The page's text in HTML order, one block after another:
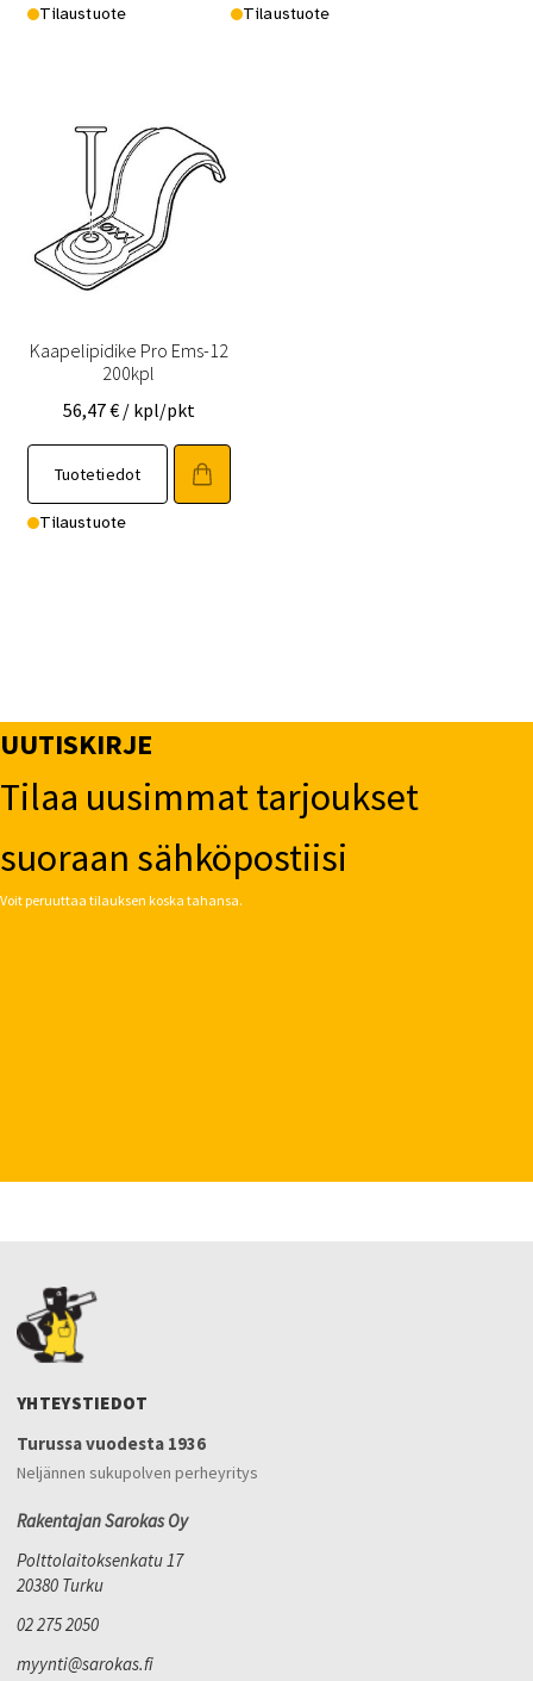
Tilaustuote Tilaustuote
Kaapelipidike Pro Ems-12
200kpl
56,47€ / kpl/pkt
Tuotetiedot
Tilaustuote
UUTISKIRJE
Tilaa uusimmat tarjoukset
suoraan sähköpostiisi
Voit peruuttaa tilauksen koska tahansa.
YHTEYSTIEDOT
Turussa vuodesta 1936
Neljännen sukupolven perheyritys
Rakentajan Sarokas Oy
Polttolaitoksenkatu 17
20380 Turku
02 275 2050
myynti@sarokas.fi